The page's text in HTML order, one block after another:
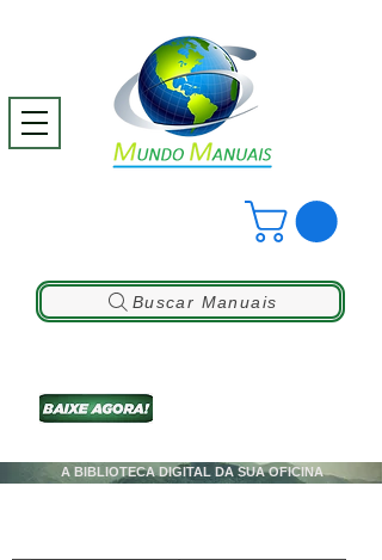
A BIBLIOTECA DIGITAL DA SUA OFICINA
Buscar Manuais